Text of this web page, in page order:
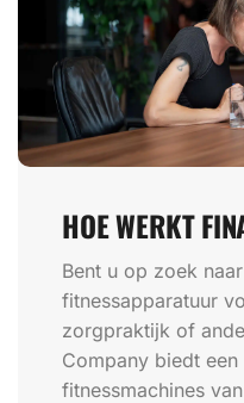
HOE WERKT
Bent u op zoek
fitnessapparatuur
zorgpraktijk of
Company biedt
fitnessmachines